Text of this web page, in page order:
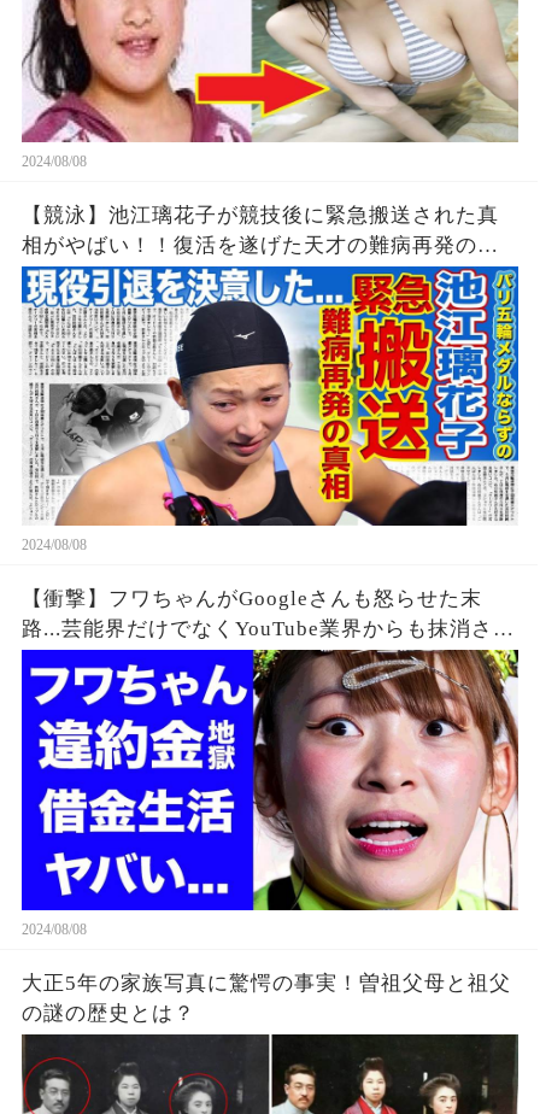
2024/08/08
【競泳】池江璃花子が競技後に緊急搬送された真
相がやばい！！復活を遂げた天才の難病再発の可
能性...引退を決意したパリ五輪でのある出来事に一
同驚愕！！美人女子アスリートの彼氏の正体と
は！？
2024/08/08
【衝撃】フワちゃんがGoogleさんも怒らせた末
路...芸能界だけでなくYouTube業界からも抹消され
た垢BANの真相に驚きを隠せない...違約金や税金
に苦しむ借金地獄に突入...
2024/08/08
大正5年の家族写真に驚愕の事実！曽祖父母と祖父
の謎の歴史とは？